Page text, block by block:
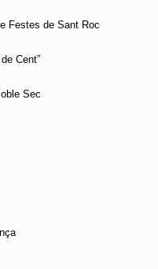
Festes de Sant Roc
Cent”
Sec